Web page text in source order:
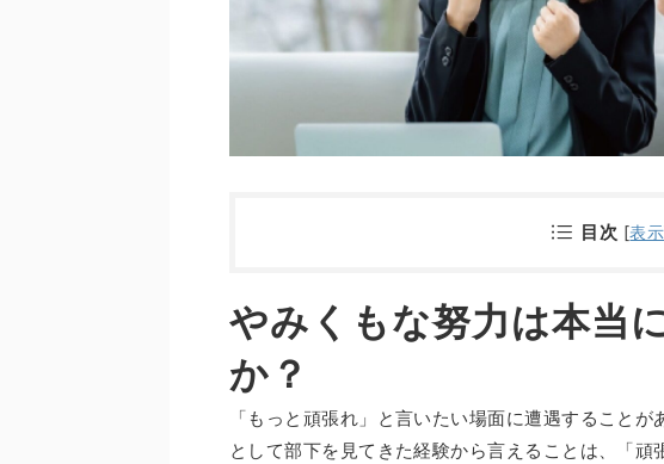
目次 [表示
やみくもな努力は本当
か？
「もっと頑張れ」と言いたい場面に遭遇すること
として部下を見てきた経験から言えることは、「